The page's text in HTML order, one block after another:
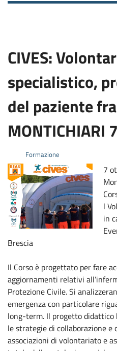
CIVES:
specialistico,
del paziente
MONTICHIARI
Formazione
7
l
in
Brescia
Il Corso è progettato per fare
aggiornamenti relativi
Protezione Civile. Si
emergenza con particolare
long-term. Il progetto
le strategie di collaborazione
associazioni di volontariato e